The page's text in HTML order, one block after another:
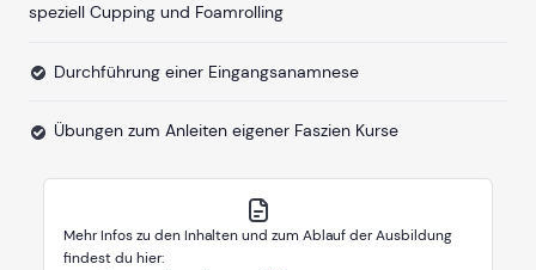
speziell Cupping und Foamrolling
Durchführung einer Eingangsanamnese
Übungen zum Anleiten eigener Faszien Kurse
Mehr Infos zu den Inhalten und zum Ablauf der Ausbildung
findest du hier: